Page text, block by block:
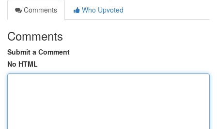
Comments
Who Upvoted
Comments
Submit a Comment
No HTML